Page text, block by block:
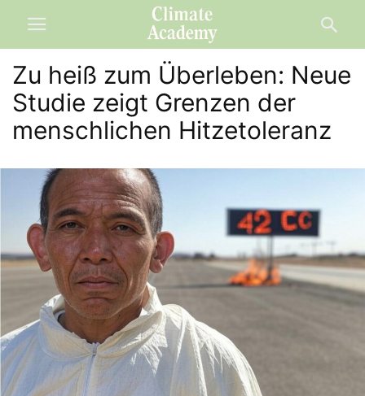
Zu heiß zum Überleben: Neue
Studie zeigt Grenzen der
menschlichen Hitzetoleranz